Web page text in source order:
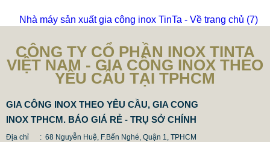
Nhà máy sản xuất gia công inox TinTa - Về trang chủ (6)
CÔNG TY CỔ PHẦN INOX TINTA
VIỆT NAM - GIA CÔNG INOX THEO
YÊU CẦU TẠI TPHCM
GIA CÔNG INOX THEO YÊU CẦU, GIA CONG
INOX TPHCM. BÁO GIÁ RẺ - TRỤ SỞ CHÍNH
Địa chỉ : 68 Nguyễn Huệ, F.Bến Nghé, Quận 1, TPHCM